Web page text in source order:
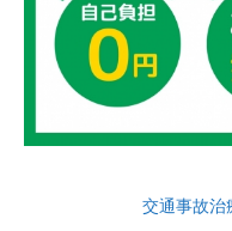
交通事故治